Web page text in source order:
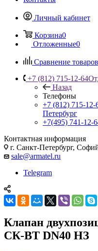
Личный кабинет
Корзина0
Отложенные0
Сравнение товаров
+7 (812) 715-12-64
Назад
Телефоны
+7 (812) 715-12-
Петербург
+7(495) 741-12-
Контактная информация
г. Санкт-Петербург,
sale@armatel.ru
Telegram
Клапан
СК-ВТ DN40 НЗ